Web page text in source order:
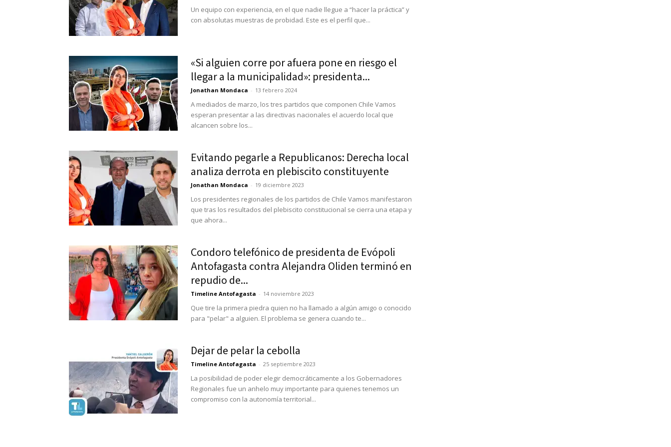
Un equipo con experiencia, en el que nadie llegue a “hacer la práctica” y
con absolutas muestras de probidad. Este es el perfil que...
«Si alguien corre por afuera pone en riesgo el
llegar a la municipalidad»: presidenta...
Jonathan Mondaca - 13 febrero 2024
A mediados de marzo, los tres partidos que componen Chile Vamos
esperan presentar a las directivas nacionales el acuerdo local que
alcancen sobre los...
Evitando pegarle a Republicanos: Derecha local
analiza derrota en plebiscito constituyente
Jonathan Mondaca - 19 diciembre 2023
Los presidentes regionales de los partidos de Chile Vamos manifestaron
que tras los resultados del plebiscito constitucional se cierra una etapa y
que ahora...
Condoro telefónico de presidenta de Evópoli
Antofagasta contra Alejandra Oliden terminó en
repudio de...
Timeline Antofagasta - 14 noviembre 2023
Que tire la primera piedra quien no ha llamado a algún amigo o conocido
para "pelar" a alguien. El problema se genera cuando te...
Dejar de pelar la cebolla
Timeline Antofagasta - 25 septiembre 2023
La posibilidad de poder elegir democráticamente a los Gobernadores
Regionales fue un anhelo muy importante para quienes tenemos un
compromiso con la autonomía territorial...